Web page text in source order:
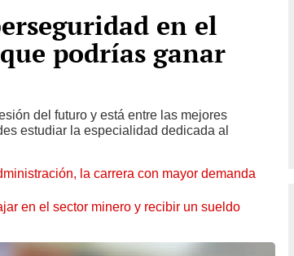
en el
podrías ganar
del futuro y está entre las mejores
estudiar la especialidad dedicada al
la carrera con mayor demanda
en el sector minero y recibir un sueldo